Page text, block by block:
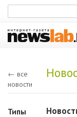
← все
новости
Типы